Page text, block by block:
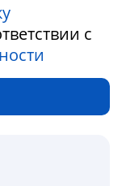
с